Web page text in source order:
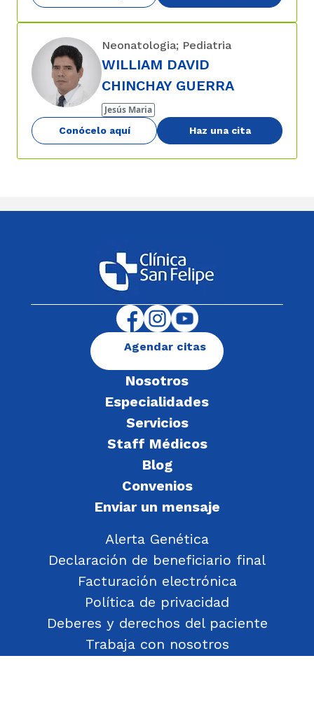
Neonatologia; Pediatria
WILLIAM DAVID
CHINCHAY GUERRA
Jesús Maria
Conócelo aquí Haz una cita
Nosotros
Especialidades
Servicios
Staff Médicos
Blog
Convenios
Enviar un mensaje
Alerta Genética
Declaración de beneficiario final
Facturación electrónica
Política de privacidad
Deberes y derechos del paciente
Trabaja con nosotros
Agendar citas